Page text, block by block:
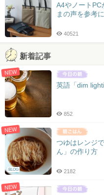
A4やノート
まの声を参考
40521
新着記事
NEW
英語「dim
852
NEW
BLOG
つゆはレンジ
ん」の作り方
2182
NEW